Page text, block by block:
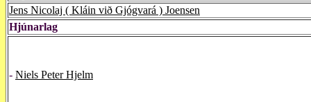
Jens Nicolaj ( Kláin við Gjógvará ) Joensen
Hjúnarlag
- Niels Peter Hjelm